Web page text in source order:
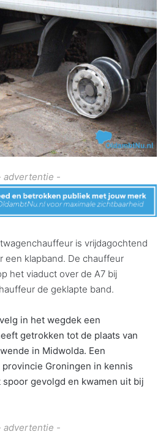
advertentie -
is vrijdagochtend
een klapband. De chauffeur
het viaduct over de A7 bij
de geklapte band.
in het wegdek een
getrokken tot de plaats van
in Midwolda. Een
Groningen in kennis
gevolgd en kwamen uit bij
advertentie -